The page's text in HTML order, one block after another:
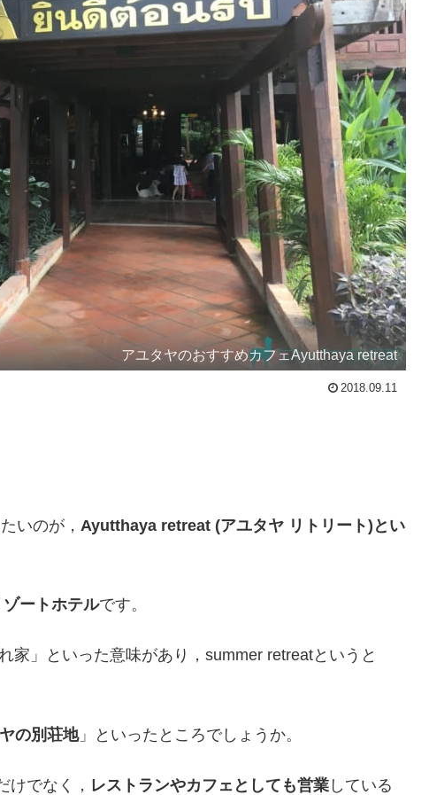
アユタヤのおすすめカフェAyutthaya retreat
2018.09.11
いのが， Ayutthaya retreat (アユタヤ リトリート)とい
ートホテルです。
家」といった意味があり，summer retreatというと
の別荘地」といったところでしょうか。
けでなく， レストランやカフェとしても営業 している